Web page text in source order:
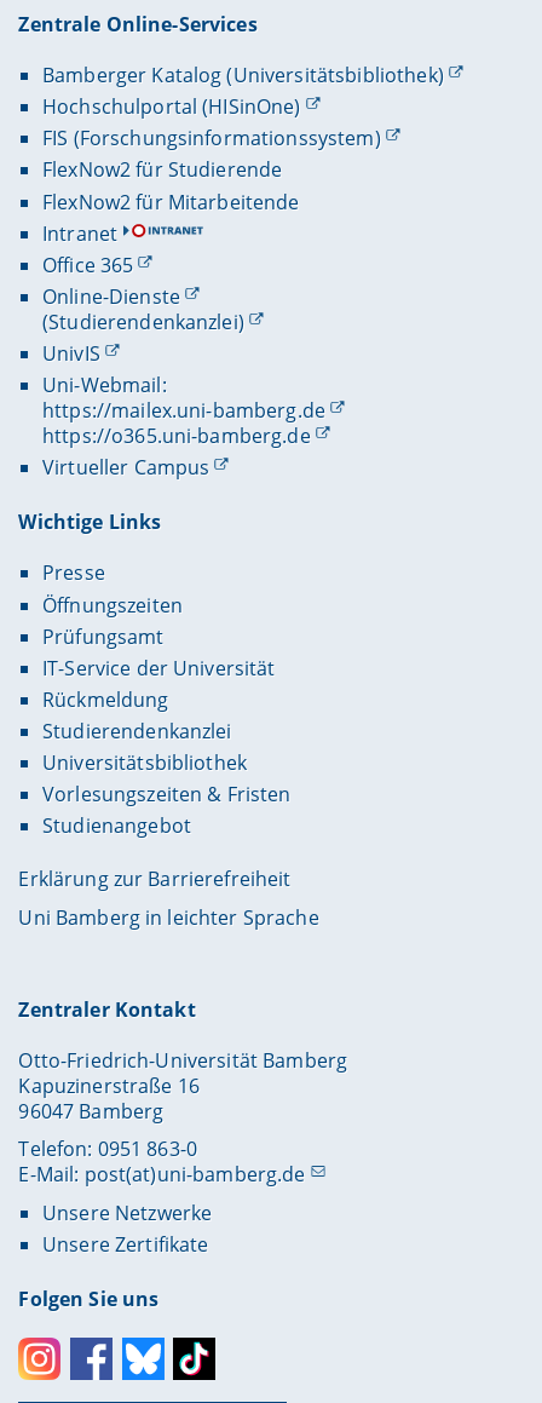
Zentrale Online-Services
Bamberger Katalog (Universitätsbibliothek)
Hochschulportal (HISinOne)
FIS (Forschungsinformationssystem)
FlexNow2 für Studierende
FlexNow2 für Mitarbeitende
Intranet
Office 365
Online-Dienste
(Studierendenkanzlei)
UnivIS
Uni-Webmail:
https://mailex.uni-bamberg.de
https://o365.uni-bamberg.de
Virtueller Campus
Wichtige Links
Presse
Öffnungszeiten
Prüfungsamt
IT-Service der Universität
Rückmeldung
Studierendenkanzlei
Universitätsbibliothek
Vorlesungszeiten & Fristen
Studienangebot
Erklärung zur Barrierefreiheit
Uni Bamberg in leichter Sprache
Zentraler Kontakt
Otto-Friedrich-Universität Bamberg
Kapuzinerstraße 16
96047 Bamberg
Telefon: 0951 863-0
E-Mail: post(at)uni-bamberg.de
Unsere Netzwerke
Unsere Zertifikate
Folgen Sie uns